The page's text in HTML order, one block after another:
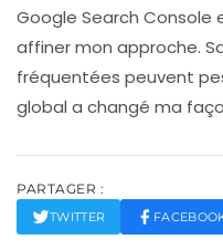
Google Search Console
affiner mon approche.
fréquentées peuvent
global a changé ma
PARTAGER :
TWITTER